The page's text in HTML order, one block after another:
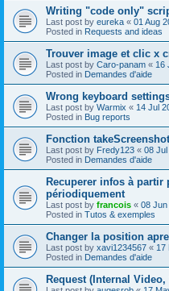
Writing "code only"
Last post by eureka « 01 Aug
Posted in Requests and ideas
Trouver image et clic x
Last post by Caro-panam « 16
Posted in Demandes d'aide
Wrong keyboard
Last post by Warmix « 14 Jul
Posted in Bug reports
Fonction takeScreenshot
Last post by Fredy123 « 08 Jul
Posted in Demandes d'aide
Recuperer infos à partir
périodiquement
Last post by francois « 08 Jun
Posted in Tutos & exemples
Changer la position
Last post by xavi1234567 « 17
Posted in Demandes d'aide
Request (Internal